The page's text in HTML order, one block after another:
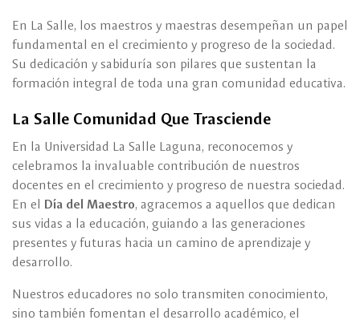
En La Salle, los maestros y maestras desempeñan un papel
fundamental en el crecimiento y progreso de la sociedad.
Su dedicación y sabiduría son pilares que sustentan la
formación integral de toda una gran comunidad educativa.
La Salle Comunidad Que Trasciende
En la Universidad La Salle Laguna, reconocemos y
celebramos la invaluable contribución de nuestros
docentes en el crecimiento y progreso de nuestra sociedad.
En el Día del Maestro, agracemos a aquellos que dedican
sus vidas a la educación, guiando a las generaciones
presentes y futuras hacia un camino de aprendizaje y
desarrollo.
Nuestros educadores no solo transmiten conocimiento,
sino también fomentan el desarrollo académico, el